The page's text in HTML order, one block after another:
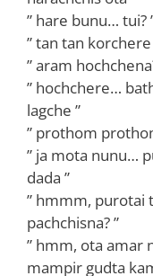
” hare bunu… tui?
” tan tan
” aram
” hochchere…
lagche ”
” prothom
” ja mota nunu…
dada ”
” hmmm, purotai
pachchisna? ”
” hmm, ota amar
mampir gudta